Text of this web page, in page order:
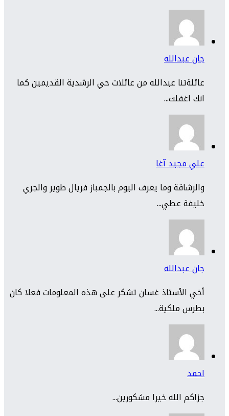
جان عبدالله
عائلةتنا عبدالله من عائلات حي الرشدية القديمين كما
انك اغفلت...
علي مجيد آغا
والرشاقة وما يعرف اليوم بالجمباز فريال طوير والجري
خليفة عطي...
جان عبدالله
أخي الأستاذ غسان تشكر على هذه المعلومات فعلا كان
بطرس ملكية...
احمد
جزاكم الله خيرا مشكورين...